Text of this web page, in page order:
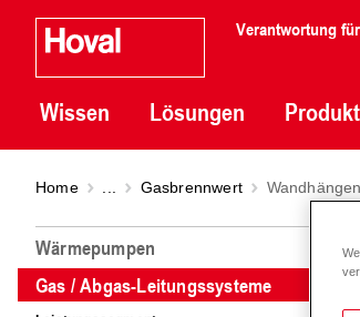
Verantwortung
Wissen Lösungen
Home Gasbrennwert
Wärmepumpen
Gas / Abgas-Leitungssysteme